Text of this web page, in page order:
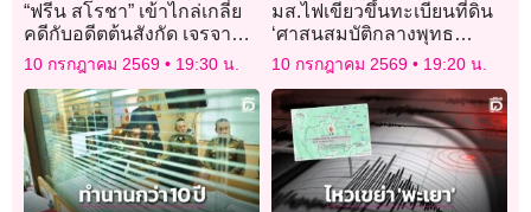
“ฟรีน สโรชา” เข้าไกล่เกลี่ย
คดีกับอดีตต้นสังกัด เจรจาหา
ข้อยุติ เหตุบริษัทเก่าค้างเงิน
ค่าจ้าง!
10 กรกฎาคม 2569 19:30 น.
มส.ไฟเขียวขึ้นทะเบียนที่ดิน
‘ศาสนสมบัติกลางพุทธ
มณฑลในพระบรม
ราชูปถัมภ์’ กว่า 2,500 ไร่
10 กรกฎาคม 2569 19:20 น.